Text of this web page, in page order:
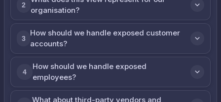
2
organisation?
3
How should we handle exposed customer
accounts?
4
How should we handle exposed
employees?
What about third-party vendors and